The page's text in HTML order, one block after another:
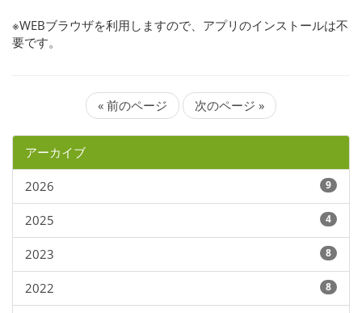
※WEBブラウザを利用しますので、アプリのインストールは不
要です。
« 前のページ 次のページ »
アーカイブ
2026 9
2025 4
2023 8
2022 8